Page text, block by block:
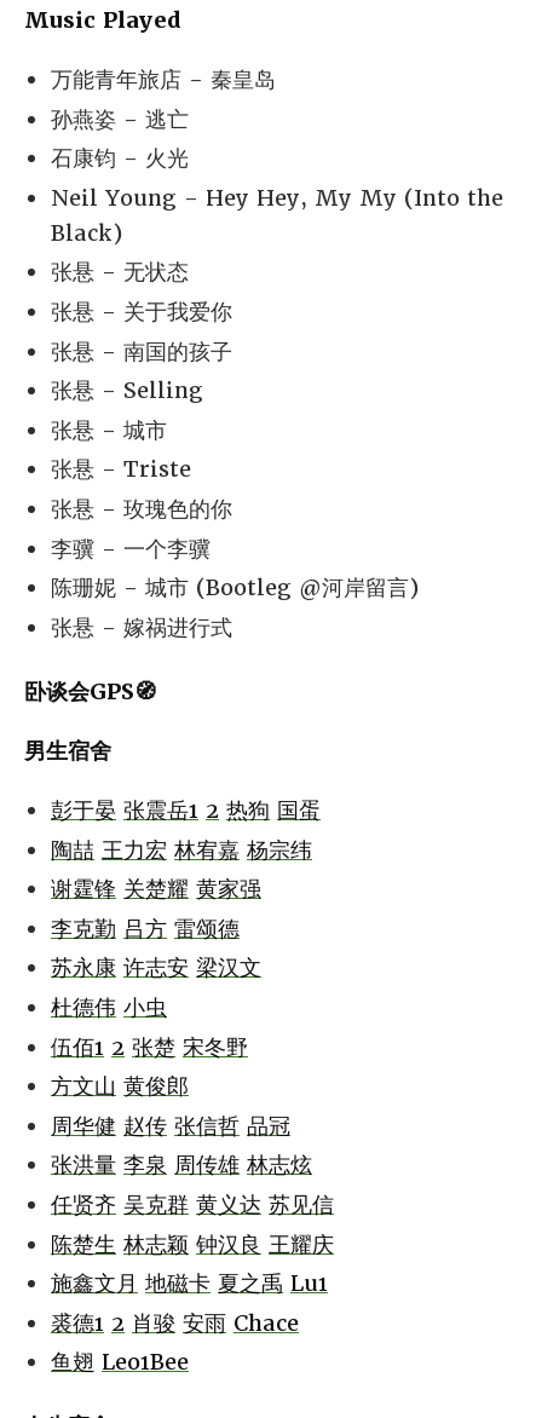
Music Played
万能青年旅店 - 秦皇岛
孙燕姿 - 逃亡
石康钧 - 火光
Neil Young - Hey Hey, My My (Into the
Black)
张悬 - 无状态
张悬 - 关于我爱你
张悬 - 南国的孩子
张悬 - Selling
张悬 - 城市
张悬 - Triste
张悬 - 玫瑰色的你
李骥 - 一个李骥
陈珊妮 - 城市 (Bootleg @河岸留言)
张悬 - 嫁祸进行式
卧谈会GPS🧭
男生宿舍
彭于晏 张震岳1 2 热狗 国蛋
陶喆 王力宏 林宥嘉 杨宗纬
谢霆锋 关楚耀 黄家强
李克勤 吕方 雷颂德
苏永康 许志安 梁汉文
杜德伟 小虫
伍佰1 2 张楚 宋冬野
方文山 黄俊郎
周华健 赵传 张信哲 品冠
张洪量 李泉 周传雄 林志炫
任贤齐 吴克群 黄义达 苏见信
陈楚生 林志颖 钟汉良 王耀庆
施鑫文月 地磁卡 夏之禹 Lu1
裘德1 2 肖骏 安雨 Chace
鱼翅 Leo1Bee